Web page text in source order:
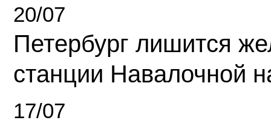
20/07
Петербург лишится
станции Навалочной
17/07